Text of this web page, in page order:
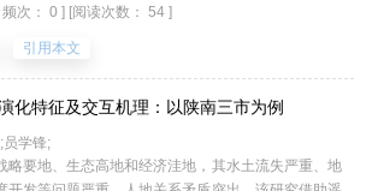
市>省会城市>地级市>其他地级行政单元，城市群高
价城市在长三角地区集聚连片；(3)住宅地价是城市
的空间异质性。该研究有助于识别中国城市住宅地
地价因素对住宅地价的影响及差别，为各城市因城
政策提供参考。
频次： 0 ] [阅读次数： 54 ]
引用本文
化特征及交互机理：以陕南三市为例
员学锋;
略要地、生态高地和经济洼地，其水土流失严重、地